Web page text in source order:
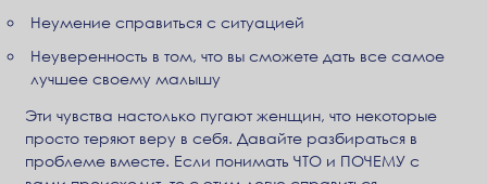
Неумение справиться с ситуацией
Неуверенность в том, что вы сможете дать все самое
лучшее своему малышу
Эти чувства настолько пугают женщин, что некоторые
просто теряют веру в себя. Давайте разбираться в
проблеме вместе. Если понимать ЧТО и ПОЧЕМУ с